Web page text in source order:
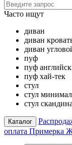
Часто ищут
диван
диван
диван
пуф
пуф
пуф хай-тек
стул
стул
стул
Каталог
оплата Примерка